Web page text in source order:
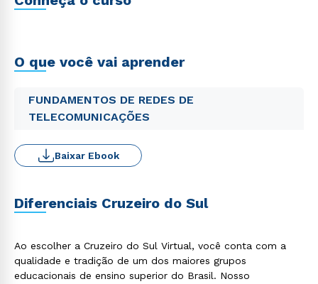
O que você vai aprender
FUNDAMENTOS DE REDES DE
TELECOMUNICAÇÕES
Baixar Ebook
Diferenciais Cruzeiro do Sul
Ao escolher a Cruzeiro do Sul Virtual, você conta com a
qualidade e tradição de um dos maiores grupos
educacionais de ensino superior do Brasil. Nosso